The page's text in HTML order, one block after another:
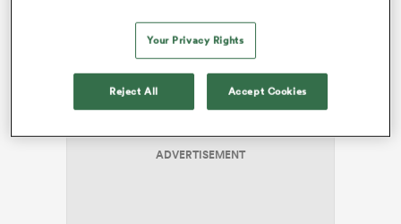
ADVERTISEMENT
Your Privacy Rights
Reject All Accept Cookies